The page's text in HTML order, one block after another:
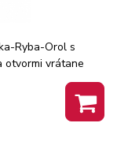
Ryba-Orol s
otvormi vrátane
optimálne strúhanie
tuhe v
ostrúhané vždy
ceruzky · Pre